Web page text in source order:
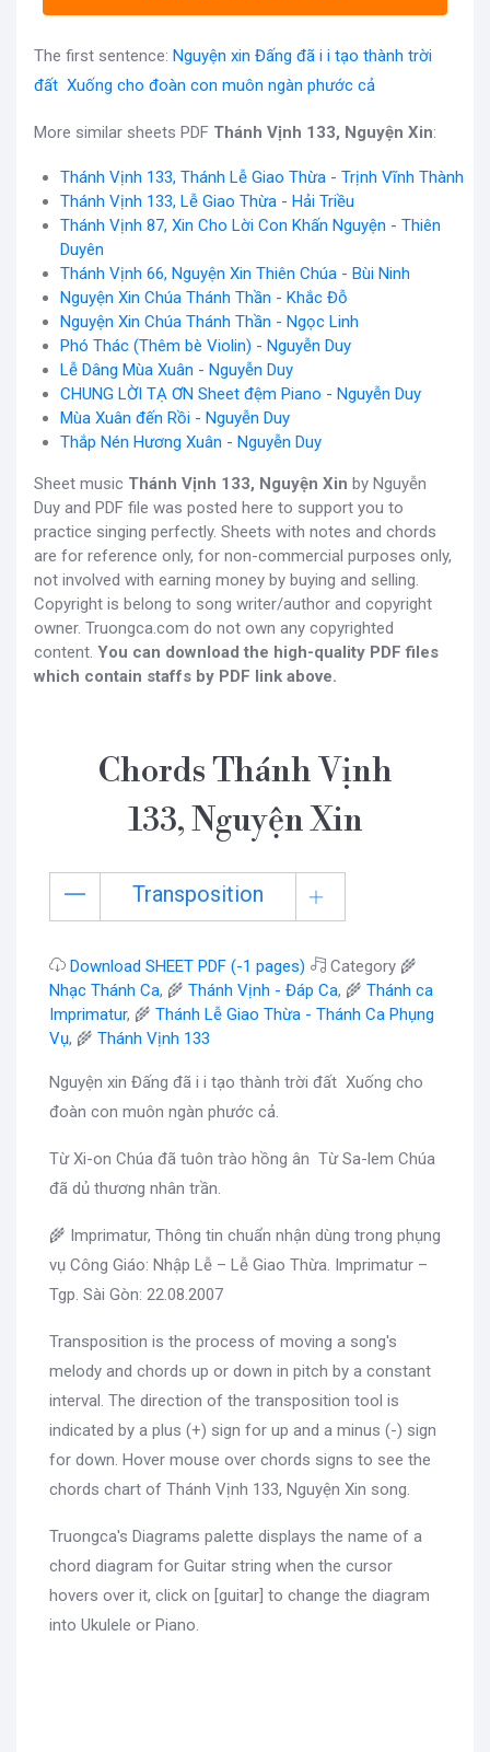
The first sentence: Nguyện xin Đấng đã i i tạo thành trời
đất Xuống cho đoàn con muôn ngàn phước cả
More similar sheets PDF Thánh Vịnh 133, Nguyện Xin:
Thánh Vịnh 133, Thánh Lễ Giao Thừa - Trịnh Vĩnh Thành
Thánh Vịnh 133, Lễ Giao Thừa - Hải Triều
Thánh Vịnh 87, Xin Cho Lời Con Khấn Nguyện - Thiên
Duyên
Thánh Vịnh 66, Nguyện Xin Thiên Chúa - Bùi Ninh
Nguyện Xin Chúa Thánh Thần - Khắc Đỗ
Nguyện Xin Chúa Thánh Thần - Ngọc Linh
Phó Thác (Thêm bè Violin) - Nguyễn Duy
Lễ Dâng Mùa Xuân - Nguyễn Duy
CHUNG LỜI TẠ ƠN Sheet đệm Piano - Nguyễn Duy
Mùa Xuân đến Rồi - Nguyễn Duy
Thắp Nén Hương Xuân - Nguyễn Duy
Sheet music Thánh Vịnh 133, Nguyện Xin by Nguyễn
Duy and PDF file was posted here to support you to
practice singing perfectly. Sheets with notes and chords
are for reference only, for non-commercial purposes only,
not involved with earning money by buying and selling.
Copyright is belong to song writer/author and copyright
owner. Truongca.com do not own any copyrighted
content. You can download the high-quality PDF files
which contain staffs by PDF link above.
Chords Thánh Vịnh
133, Nguyện Xin
Transposition
Download SHEET PDF (-1 pages)
Category 🌾
Nhạc Thánh Ca, 🌾 Thánh Vịnh - Đáp Ca, 🌾 Thánh ca
Imprimatur, 🌾 Thánh Lễ Giao Thừa - Thánh Ca Phụng
Vụ, 🌾 Thánh Vịnh 133
Nguyện xin Đấng đã i i tạo thành trời đất Xuống cho
đoàn con muôn ngàn phước cả.
Từ Xi-on Chúa đã tuôn trào hồng ân Từ Sa-lem Chúa
đã dủ thương nhân trần.
🌾 Imprimatur, Thông tin chuẩn nhận dùng trong phụng
vụ Công Giáo: Nhập Lễ – Lễ Giao Thừa. Imprimatur –
Tgp. Sài Gòn: 22.08.2007
Transposition is the process of moving a song's
melody and chords up or down in pitch by a constant
interval. The direction of the transposition tool is
indicated by a plus (+) sign for up and a minus (-) sign
for down. Hover mouse over chords signs to see the
chords chart of Thánh Vịnh 133, Nguyện Xin song.
Truongca's Diagrams palette displays the name of a
chord diagram for Guitar string when the cursor
hovers over it, click on [guitar] to change the diagram
into Ukulele or Piano.